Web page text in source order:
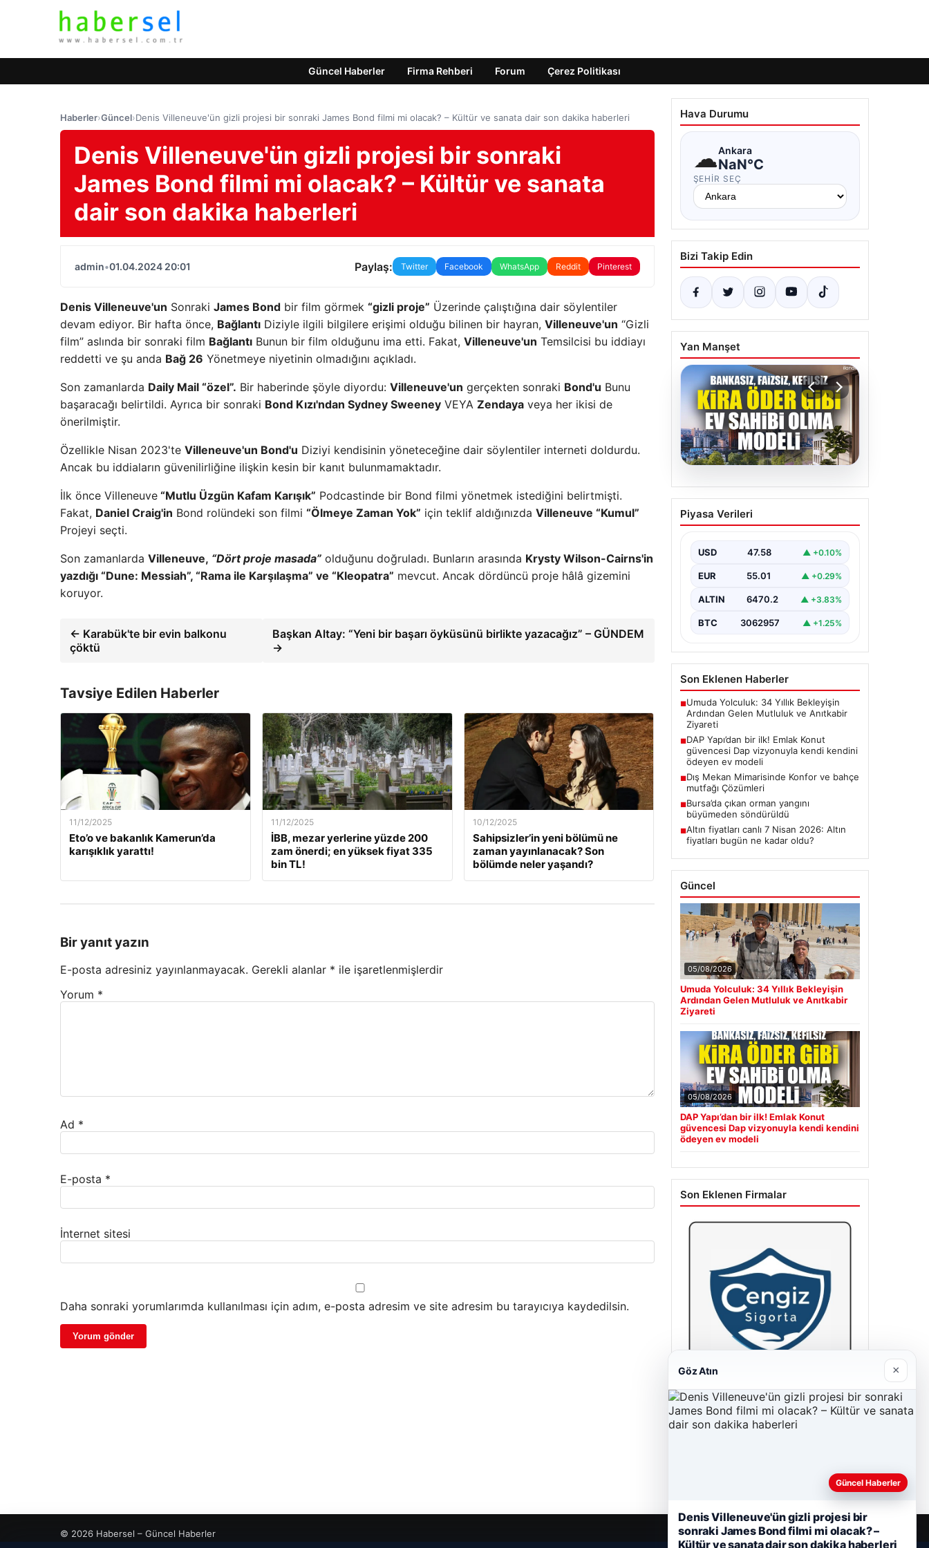
Güncel Haberler Firma Rehberi Forum Çerez Politikası
Haberler›Güncel›Denis Villeneuve'ün gizli projesi bir sonraki James Bond filmi mi olacak? – Kültür ve sanata dair son dakika haberleri
Denis Villeneuve'ün gizli projesi bir sonraki
James Bond filmi mi olacak? – Kültür ve sanata
dair son dakika haberleri
admin•01.04.2024 20:01 Paylaş: Twitter Facebook WhatsApp Reddit Pinterest
Denis Villeneuve'un Sonraki James Bond bir film görmek “gizli proje” Üzerinde çalıştığına dair söylentiler
devam ediyor. Bir hafta önce, Bağlantı Diziyle ilgili bilgilere erişimi olduğu bilinen bir hayran, Villeneuve'un “Gizli
film” aslında bir sonraki film Bağlantı Bunun bir film olduğunu ima etti. Fakat, Villeneuve'un Temsilcisi bu iddiayı
reddetti ve şu anda Bağ 26 Yönetmeye niyetinin olmadığını açıkladı.
Son zamanlarda Daily Mail “özel”. Bir haberinde şöyle diyordu: Villeneuve'un gerçekten sonraki Bond'u Bunu
başaracağı belirtildi. Ayrıca bir sonraki Bond Kızı'ndan Sydney Sweeney VEYA Zendaya veya her ikisi de
önerilmiştir.
Özellikle Nisan 2023'te Villeneuve'un Bond'u Diziyi kendisinin yöneteceğine dair söylentiler interneti doldurdu.
Ancak bu iddiaların güvenilirliğine ilişkin kesin bir kanıt bulunmamaktadır.
İlk önce Villeneuve “Mutlu Üzgün ​​Kafam Karışık” Podcastinde bir Bond filmi yönetmek istediğini belirtmişti.
Fakat, Daniel Craig'in Bond rolündeki son filmi “Ölmeye Zaman Yok” için teklif aldığınızda Villeneuve “Kumul”
Projeyi seçti.
Son zamanlarda Villeneuve, “Dört proje masada” olduğunu doğruladı. Bunların arasında Krysty Wilson-Cairns'in
yazdığı “Dune: Messiah”, “Rama ile Karşılaşma” ve “Kleopatra” mevcut. Ancak dördüncü proje hâlâ gizemini
koruyor.
← Karabük'te bir evin balkonu
çöktü
Başkan Altay: “Yeni bir başarı öyküsünü birlikte yazacağız” – GÜNDEM
→
Tavsiye Edilen Haberler
11/12/2025
Eto’o ve bakanlık Kamerun’da
karışıklık yarattı!
11/12/2025
İBB, mezar yerlerine yüzde 200
zam önerdi; en yüksek fiyat 335
bin TL!
10/12/2025
Sahipsizler’in yeni bölümü ne
zaman yayınlanacak? Son
bölümde neler yaşandı?
Bir yanıt yazın
E-posta adresiniz yayınlanmayacak. Gerekli alanlar * ile işaretlenmişlerdir
Yorum *
Ad *
E-posta *
İnternet sitesi
Daha sonraki yorumlarımda kullanılması için adım, e-posta adresim ve site adresim bu tarayıcıya kaydedilsin.
Hava Durumu
☁Ankara
NaN°C
ŞEHIR SEÇ
Bizi Takip Edin
Yan Manşet
05.08.2026
DAP Yapı’dan bir ilk!
Emlak Konut güvencesi
kendini ödeyen ev
modeli
Piyasa Verileri
USD 47.58 ▲ +0.10%
EUR 55.01 ▲ +0.29%
ALTIN 6470.2 ▲ +3.83%
BTC 3062957 ▲ +1.25%
Son Eklenen Haberler
■Umuda Yolculuk: 34 Yıllık Bekleyişin
Ardından Gelen Mutluluk ve Anıtkabir
Ziyareti
■DAP Yapı’dan bir ilk! Emlak Konut
güvencesi Dap vizyonuyla kendi kendini
ödeyen ev modeli
■Dış Mekan Mimarisinde Konfor ve bahçe
mutfağı Çözümleri
■Bursa’da çıkan orman yangını
büyümeden söndürüldü
■Altın fiyatları canlı 7 Nisan 2026: Altın
fiyatları bugün ne kadar oldu?
Güncel
05/08/2026
Umuda Yolculuk: 34 Yıllık Bekleyişin
Ardından Gelen Mutluluk ve Anıtkabir
Ziyareti
05/08/2026
DAP Yapı’dan bir ilk! Emlak Konut
güvencesi Dap vizyonuyla kendi kendini
ödeyen ev modeli
Son Eklenen Firmalar
Cengiz Sigorta
23/06/2026
© 2026 Habersel – Güncel Haberler
Göz Atın ×
Güncel Haberler
Denis Villeneuve'ün gizli projesi bir
sonraki James Bond filmi mi olacak? –
Kültür ve sanata dair son dakika haberleri